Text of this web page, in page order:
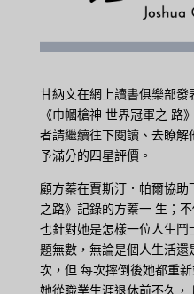
甘納文在網上讀書俱樂部
《巾幗槍神 世界冠軍之 路
者請繼續往下閱讀、去瞭
予滿分的四星評價。
顧方蓁在賈斯汀．帕爾協
之路》記錄的方蓁一 生；
也針對她是怎樣一位人生
題無數，無論是個人生活
次，但 每次摔倒後她都重
她從職業生涯退休前不久